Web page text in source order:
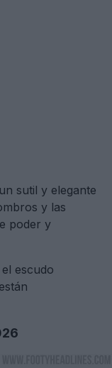
sutil y elegante
y las
poder y
escudo